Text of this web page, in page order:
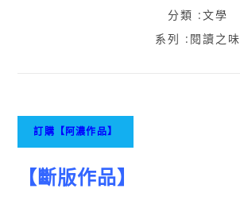
分類 :文學
系列 :閱讀之味
【斷版作品】